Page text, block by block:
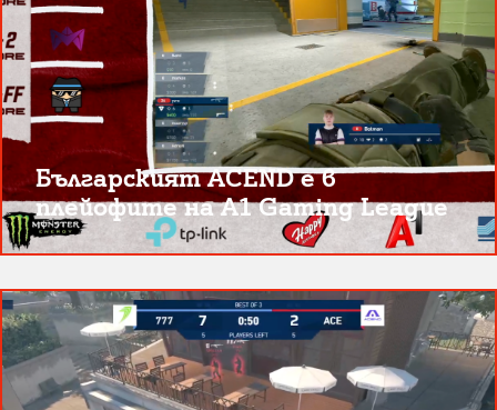
Българският ACEND е в
плейофите на A1 Gaming League